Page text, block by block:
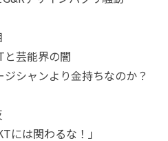
芸能界の闇
シャンより金持ちなのか？
には関わるな！」